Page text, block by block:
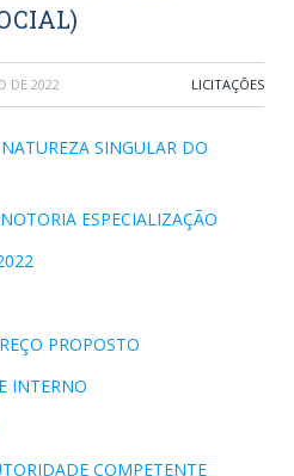
DE 2022 LICITAÇÕES
SINGULAR DO
ESPECIALIZAÇÃO
PROPOSTO
INTERNO
COMPETENTE